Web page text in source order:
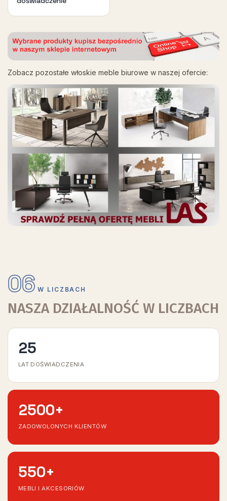
Zobacz pozostałe włoskie meble biurowe w naszej ofercie:
06 W LICZBACH
NASZA DZIAŁALNOŚĆ W LICZBACH
25
LAT DOŚWIADCZENIA
2500+
ZADOWOLONYCH KLIENTÓW
550+
MEBLI I AKCESORIÓW